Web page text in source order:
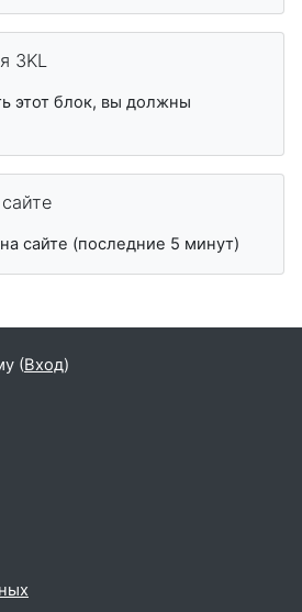
3KL
этот блок, вы должны
сайте (последние 5 минут)
(Вход)